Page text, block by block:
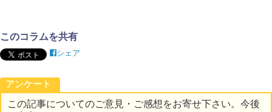
このコラムを共有
シェア
アンケート
この記事についてのご意見・ご感想をお寄せ下さい。今後